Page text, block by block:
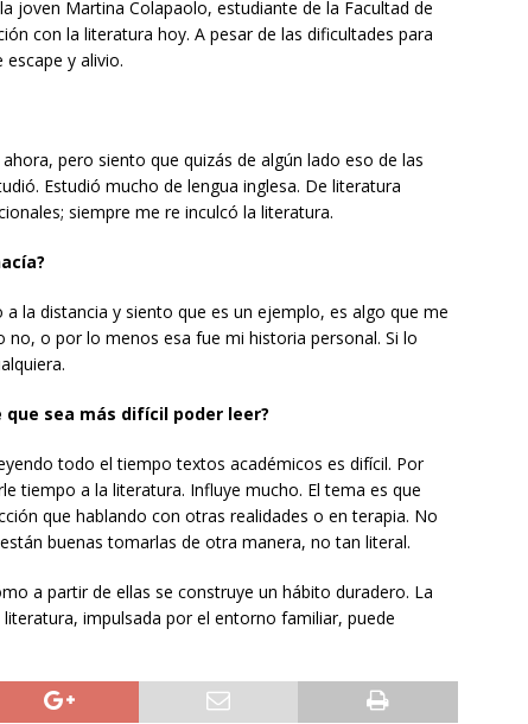
joven Martina Colapaolo, estudiante de la Facultad de
con la literatura hoy. A pesar de las dificultades para
y alivio.
pero siento que quizás de algún lado eso de las
Estudió mucho de lengua inglesa. De literatura
siempre me re inculcó la literatura.
la distancia y siento que es un ejemplo, es algo que me
o por lo menos esa fue mi historia personal. Si lo
sea más difícil poder leer?
todo el tiempo textos académicos es difícil. Por
tiempo a la literatura. Influye mucho. El tema es que
que hablando con otras realidades o en terapia. No
buenas tomarlas de otra manera, no tan literal.
a partir de ellas se construye un hábito duradero. La
impulsada por el entorno familiar, puede